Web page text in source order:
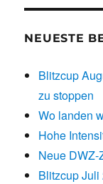
NEUESTE
Blitzcup
zu stoppen
Wo landen
Hohe
Neue DWZ-
Blitzcup Juli